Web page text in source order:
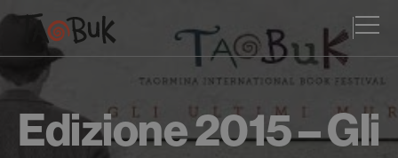
Edizione 2015 – Gli